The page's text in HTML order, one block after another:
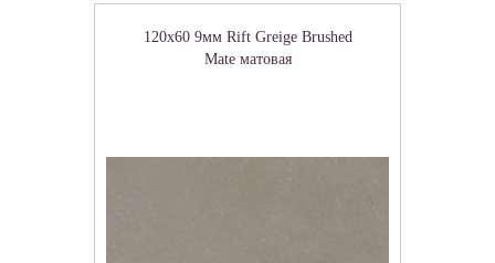
120x60 9мм Rift Greige Brushed
Mate матовая